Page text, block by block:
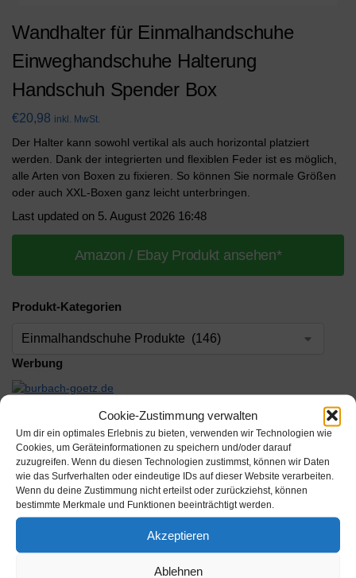
Cookie-Zustimmung verwalten
Um dir ein optimales Erlebnis zu bieten, verwenden wir Technologien wie
Cookies, um Geräteinformationen zu speichern und/oder darauf
zuzugreifen. Wenn du diesen Technologien zustimmst, können wir Daten
wie das Surfverhalten oder eindeutige IDs auf dieser Website verarbeiten.
Wenn du deine Zustimmung nicht erteilst oder zurückziehst, können
bestimmte Merkmale und Funktionen beeinträchtigt werden.
Akzeptieren
Ablehnen
Wandhalter für Einmalhandschuhe
Einweghandschuhe Halterung
Handschuh Spender Box
€20,98 inkl. MwSt.
Der Halter kann sowohl vertikal als auch horizontal platziert
werden. Dank der integrierten und flexiblen Feder ist es möglich,
alle Arten von Boxen zu fixieren. So können Sie normale Größen
oder auch XXL-Boxen ganz leicht unterbringen.
Last updated on 5. August 2026 16:48
Amazon / Ebay Produkt ansehen*
Produkt-Kategorien
Werbung
Werbung
Beschreibung